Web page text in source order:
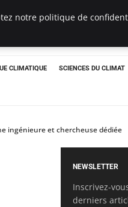
CLIMATIQUE SCIENCES DU CLIMAT
ingénieure et chercheuse dédiée
NEWSLETTER
Inscrivez-
derniers
notre politique de